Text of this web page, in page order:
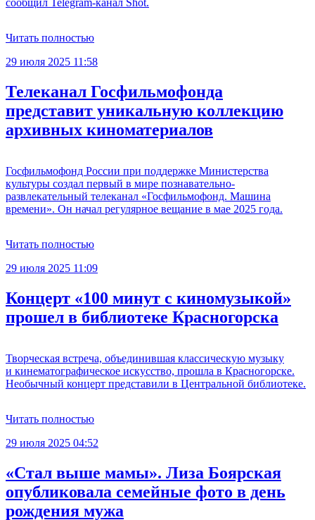
сообщил Telegram-канал Shot.
Читать полностью
29 июля 2025 11:58
Телеканал Госфильмофонда
представит уникальную коллекцию
архивных киноматериалов
Госфильмофонд России при поддержке Министерства
культуры создал первый в мире познавательно-
развлекательный телеканал «Госфильмофонд. Машина
времени». Он начал регулярное вещание в мае 2025 года.
Читать полностью
29 июля 2025 11:09
Концерт «100 минут с киномузыкой»
прошел в библиотеке Красногорска
Творческая встреча, объединившая классическую музыку
и кинематографическое искусство, прошла в Красногорске.
Необычный концерт представили в Центральной библиотеке.
Читать полностью
29 июля 2025 04:52
«Стал выше мамы». Лиза Боярская
опубликовала семейные фото в день
рождения мужа